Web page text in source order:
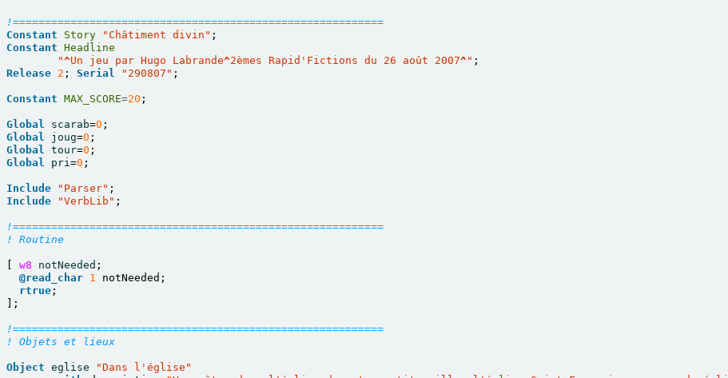
!==========================================================
Constant
Story "Châtiment divin" ;
Constant Headline
"^Un jeu par Hugo Labrande^2èmes Rapid'Fictions du 26 août 2007^" ;
Release 2 ; Serial "290807" ;
Constant MAX_SCORE=20 ;
Global scarab=0 ;
Global
joug=0 ;
Global
tour=0 ;
Global
pri =0 ;
Include "Parser" ;
Include
"VerbLib" ;
!==========================================================
! Routine
w8 notNeeded ;
@read_char 1 notNeeded ;
rtrue ;
];
!==========================================================
! Objets et lieux
Object eglise
"Dans l'église"